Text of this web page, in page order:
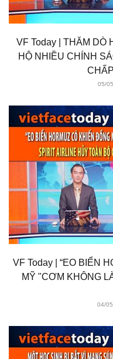
VF Today | THĂM DÒ
HỘ NHIỀU CHÍNH
05/
VF Today | “EO BIỂN
MỸ "CƠM KHÔNG
04/